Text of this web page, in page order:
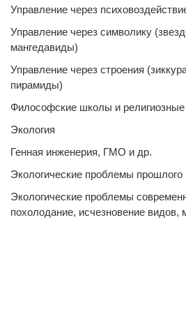
Управление через
Управление через символику
мангедавиды)
Управление через строения
пирамиды)
Философские школы и религиозные
Экология
Генная инженерия, ГМО и др.
Экологические проблемы прошлого
Экологические проблемы
похолодание, исчезновение видов,